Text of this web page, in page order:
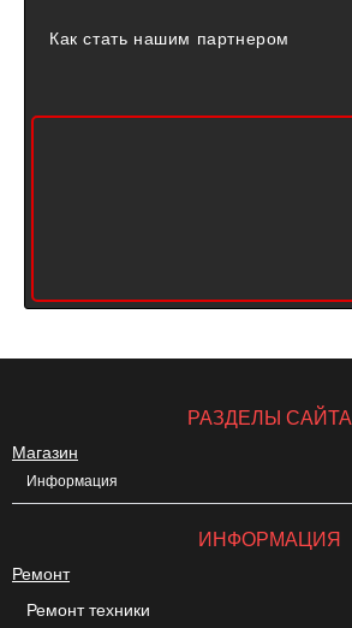
Как стать нашим партнером
РАЗДЕЛЫ САЙТА
Магазин
Информация
ИНФОРМАЦИЯ
Ремонт
Ремонт техники